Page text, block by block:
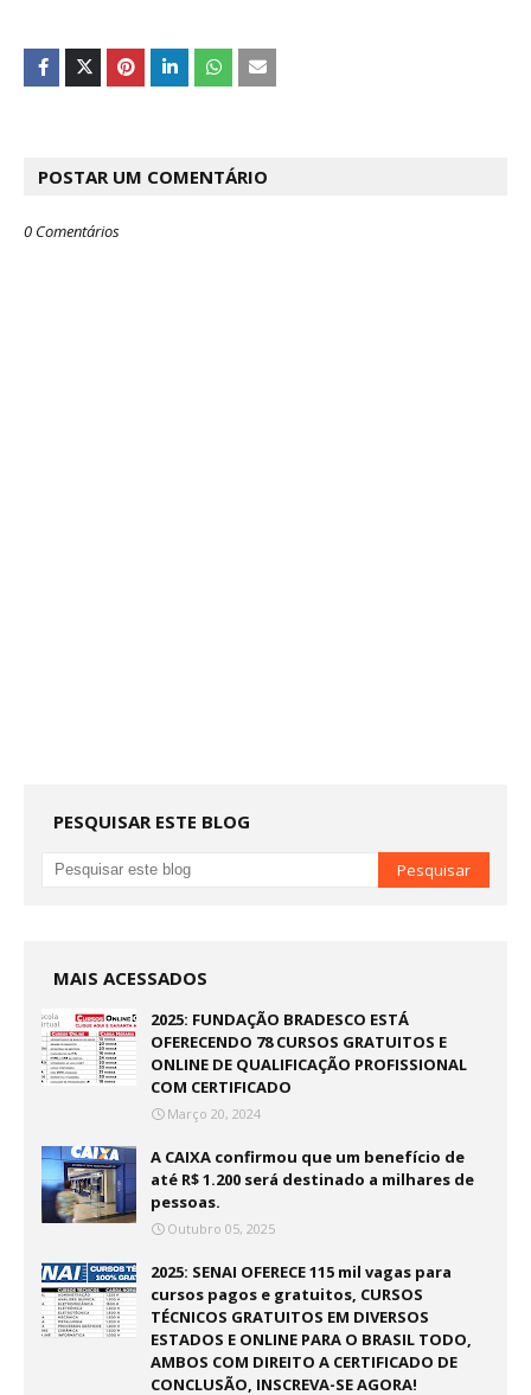
POSTAR UM COMENTÁRIO
0 Comentários
PESQUISAR ESTE BLOG
MAIS ACESSADOS
2025: FUNDAÇÃO BRADESCO ESTÁ
OFERECENDO 78 CURSOS GRATUITOS E
ONLINE DE QUALIFICAÇÃO PROFISSIONAL
COM CERTIFICADO
Março 20, 2024
A CAIXA confirmou que um benefício de
até R$ 1.200 será destinado a milhares de
pessoas.
Outubro 05, 2025
2025: SENAI OFERECE 115 mil vagas para
cursos pagos e gratuitos, CURSOS
TÉCNICOS GRATUITOS EM DIVERSOS
ESTADOS E ONLINE PARA O BRASIL TODO,
AMBOS COM DIREITO A CERTIFICADO DE
CONCLUSÃO, INSCREVA-SE AGORA!